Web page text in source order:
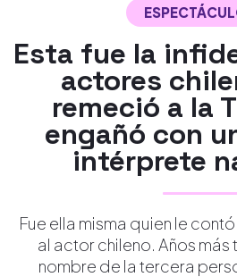
Esta fue la
actores
remeció a la
engañó con
intérprete
Fue ella misma quien le
al actor chileno. Años más
nombre de la tercera